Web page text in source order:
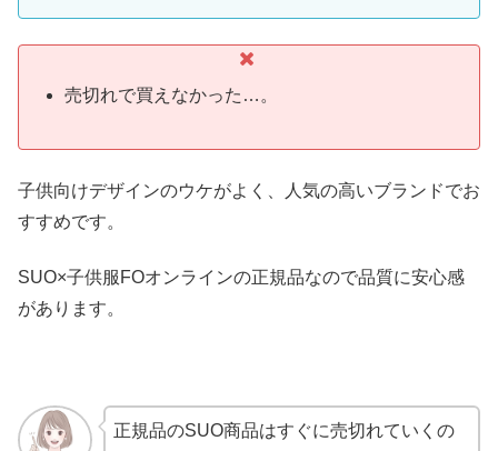
売切れで買えなかった…。
子供向けデザインのウケがよく、人気の高いブランドでお
すすめです。
SUO×子供服FOオンラインの正規品なので品質に安心感
があります。
正規品のSUO商品はすぐに売切れていくの